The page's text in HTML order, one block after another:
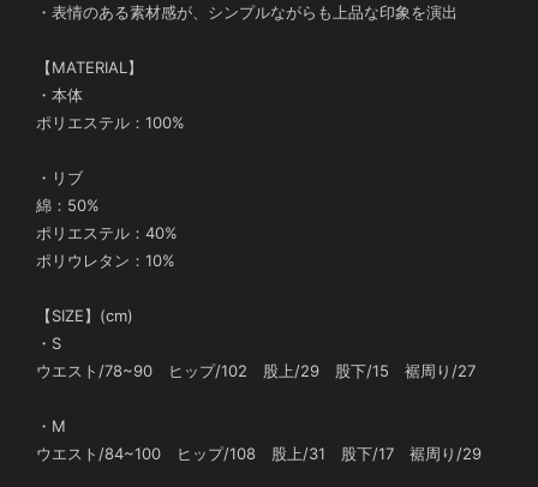
・表情のある素材感が、シンプルながらも上品な印象を演出
【MATERIAL】
・本体
ポリエステル：100%
・リブ
綿：50%
ポリエステル：40%
ポリウレタン：10%
【SIZE】(cm)
・S
ウエスト/78~90 ヒップ/102 股上/29 股下/15 裾周り/27
・M
ウエスト/84~100 ヒップ/108 股上/31 股下/17 裾周り/29